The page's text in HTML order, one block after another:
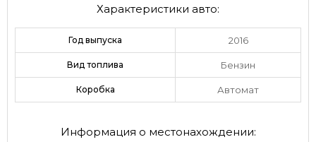
Характеристики авто:
Год выпуска 2016
Вид топлива Бензин
Коробка Автомат
Информация о местонахождении: